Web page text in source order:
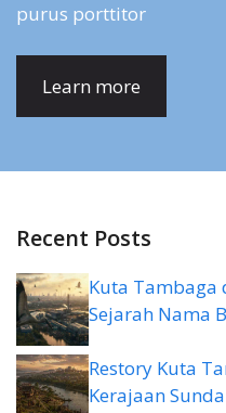
purus porttitor
Learn more
Recent Posts
Kuta Tambaga
Sejarah Nama
Restory Kuta
Kerajaan Sunda